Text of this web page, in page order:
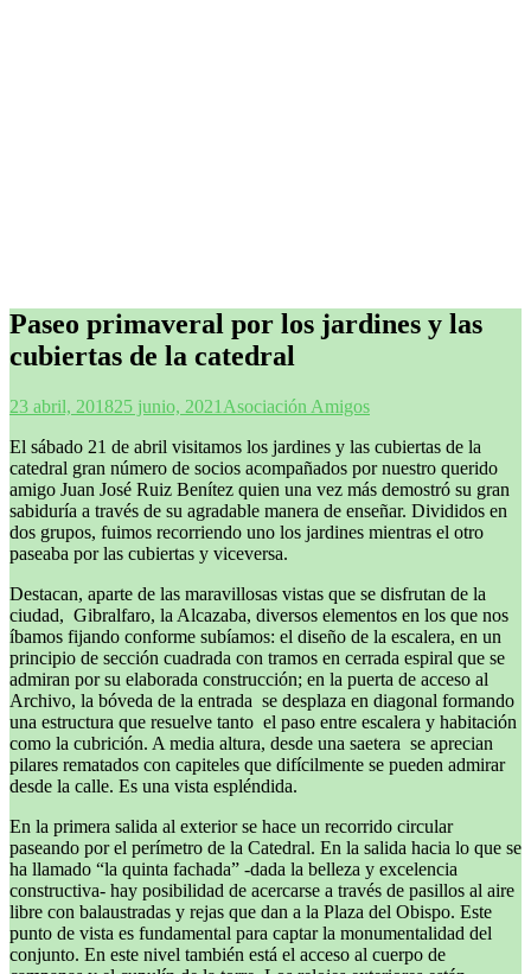
Paseo primaveral por los jardines y las
cubiertas de la catedral
23 abril, 201825 junio, 2021 Asociación Amigos
El sábado 21 de abril visitamos los jardines y las cubiertas de la
catedral gran número de socios acompañados por nuestro querido
amigo Juan José Ruiz Benítez quien una vez más demostró su gran
sabiduría a través de su agradable manera de enseñar. Divididos en
dos grupos, fuimos recorriendo uno los jardines mientras el otro
paseaba por las cubiertas y viceversa.
Destacan, aparte de las maravillosas vistas que se disfrutan de la
ciudad, Gibralfaro, la Alcazaba, diversos elementos en los que nos
íbamos fijando conforme subíamos: el diseño de la escalera, en un
principio de sección cuadrada con tramos en cerrada espiral que se
admiran por su elaborada construcción; en la puerta de acceso al
Archivo, la bóveda de la entrada se desplaza en diagonal formando
una estructura que resuelve tanto el paso entre escalera y habitación
como la cubrición. A media altura, desde una saetera se aprecian
pilares rematados con capiteles que difícilmente se pueden admirar
desde la calle. Es una vista espléndida.
En la primera salida al exterior se hace un recorrido circular
paseando por el perímetro de la Catedral. En la salida hacia lo que se
ha llamado “la quinta fachada” -dada la belleza y excelencia
constructiva- hay posibilidad de acercarse a través de pasillos al aire
libre con balaustradas y rejas que dan a la Plaza del Obispo. Este
punto de vista es fundamental para captar la monumentalidad del
conjunto. En este nivel también está el acceso al cuerpo de